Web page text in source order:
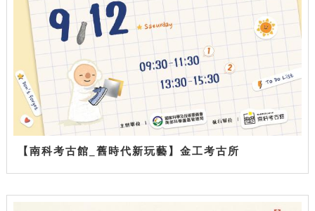
【南科考古館_舊時代新玩藝】金工考古所